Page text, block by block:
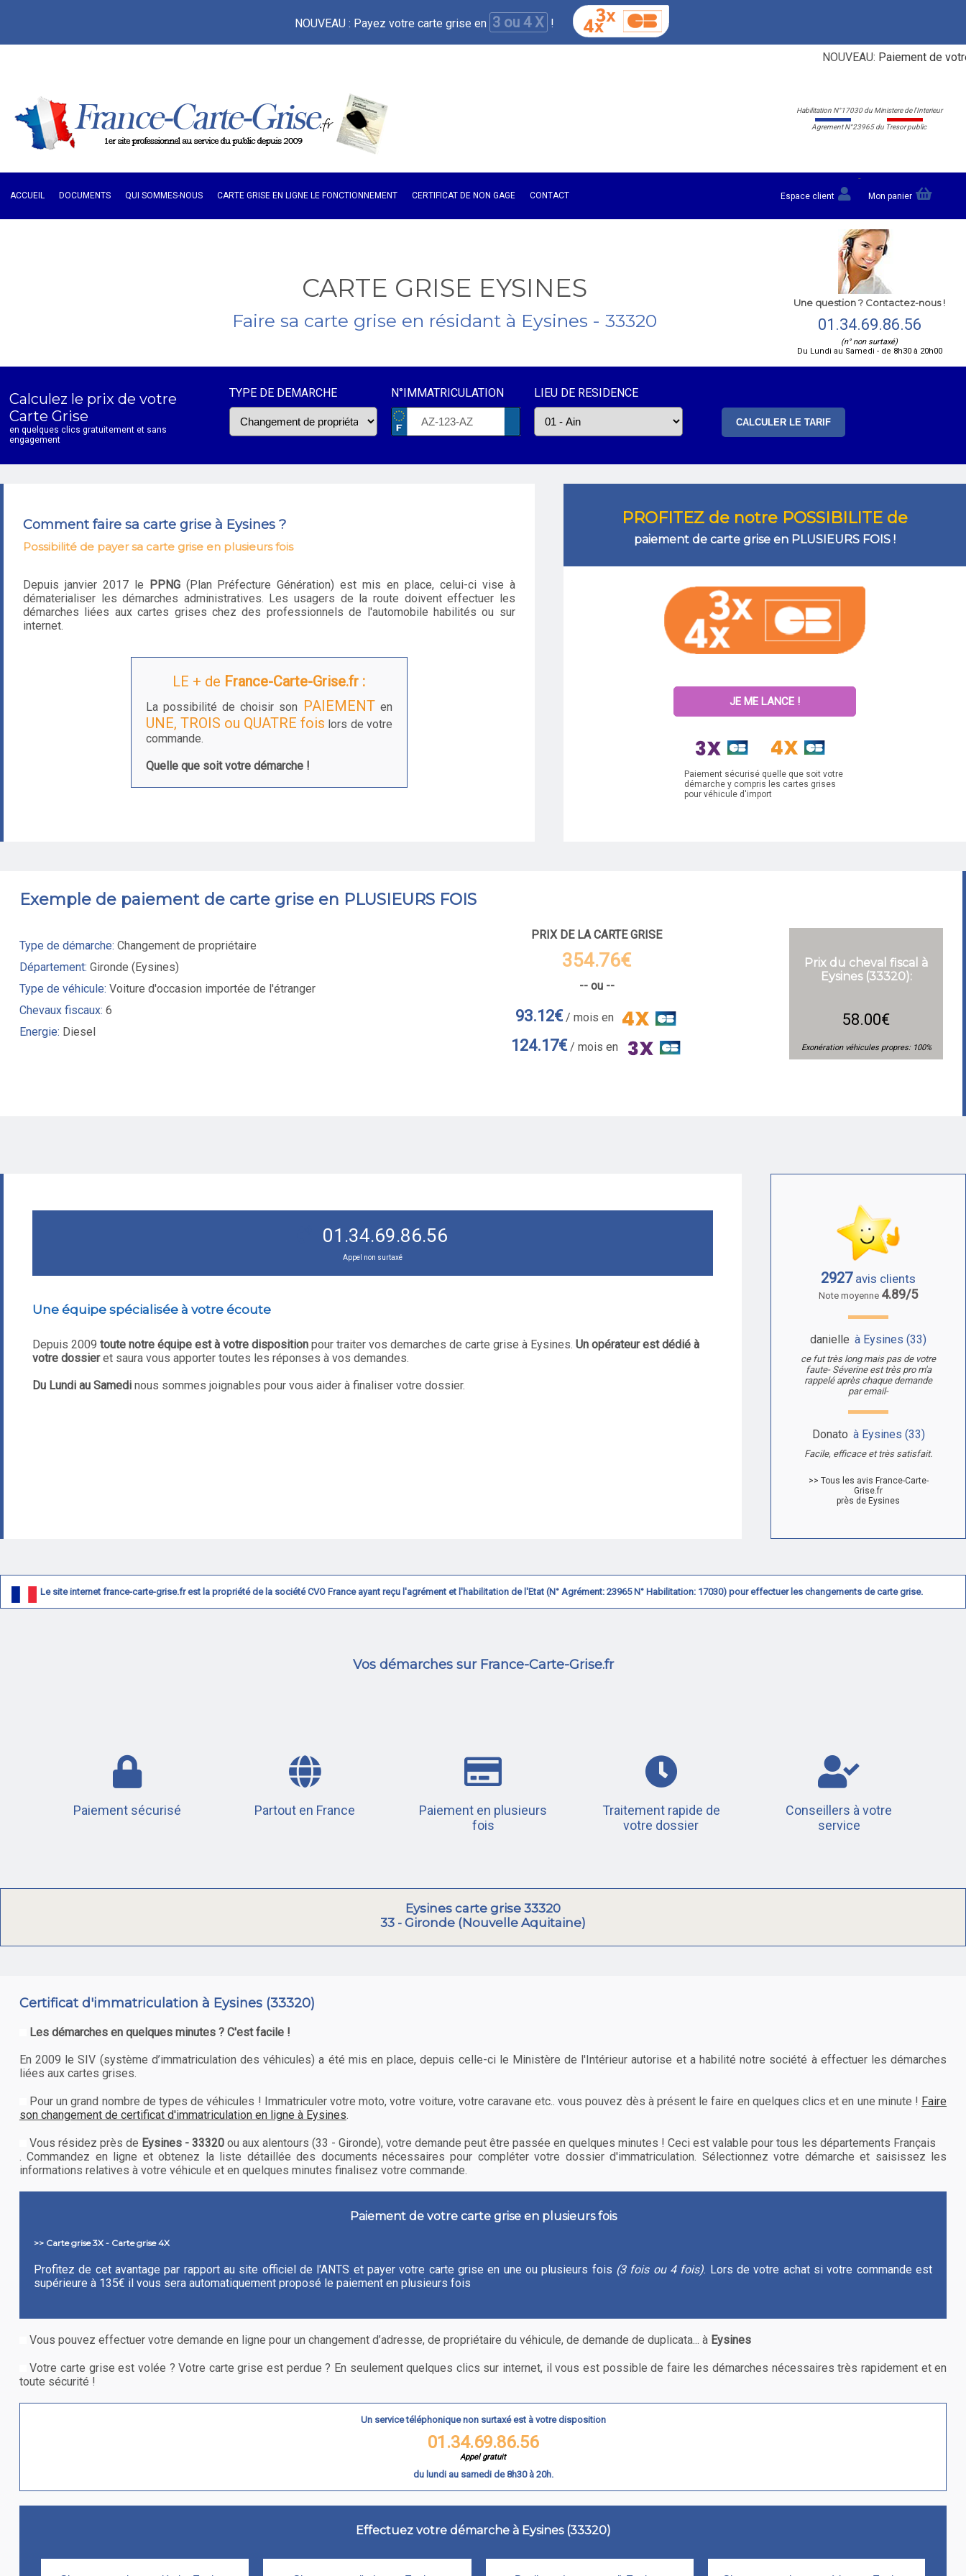
NOUVEAU : Payez votre carte grise en 3 ou 4 X !
NOUVEAU:Paiement de votre
Habilitation N°17030 du Ministere de l'Interieur
Agrement N°23965 du Tresor public
ACCUEIL DOCUMENTS QUI SOMMES-NOUS CARTE GRISE EN LIGNE LE FONCTIONNEMENT CERTIFICAT DE NON GAGE CONTACT Espace client
-
Mon panier
CARTE GRISE EYSINES
Faire sa carte grise en résidant à Eysines - 33320
Une question ? Contactez-nous !
01.34.69.86.56
(n° non surtaxé)
Du Lundi au Samedi - de 8h30 à 20h00
Calculez le prix de votre
Carte Grise
en quelques clics gratuitement et sans
engagement
TYPE DE DEMARCHE N°IMMATRICULATION LIEU DE RESIDENCE
Comment faire sa carte grise à Eysines ?
Possibilité de payer sa carte grise en plusieurs fois
Depuis janvier 2017 le PPNG(Plan Préfecture Génération) est mis en place, celui-ci vise à
dématerialiser les démarches administratives. Les usagers de la route doivent effectuer les
démarches liées aux cartes grises chez des professionnels de l'automobile habilités ou sur
internet.
LE + de France-Carte-Grise.fr :
La possibilité de choisir son PAIEMENT en
UNE, TROIS ou QUATRE fois lors de votre
commande.
Quelle que soit votre démarche !
PROFITEZ de notre POSSIBILITE de
paiement de carte grise en PLUSIEURS FOIS !
JE ME LANCE !
Paiement sécurisé quelle que soit votre
démarche y compris les cartes grises
pour véhicule d'import
Exemple de paiement de carte grise en PLUSIEURS FOIS
Type de démarche: Changement de propriétaire
Département: Gironde (Eysines)
Type de véhicule: Voiture d'occasion importée de l'étranger
Chevaux fiscaux: 6
Energie: Diesel
PRIX DE LA CARTE GRISE
354.76€
-- ou --
93.12€/ mois en
124.17€/ mois en
Prix du cheval fiscal à
Eysines (33320):
58.00€
Exonération véhicules propres: 100%
01.34.69.86.56
Appel non surtaxé
Une équipe spécialisée à votre écoute
Depuis 2009toute notre équipe est à votre disposition pour traiter vos demarches de carte grise à Eysines.Un opérateur est dédié à
votre dossieret saura vous apporter toutes les réponses à vos demandes.
Du Lundi au Samedi nous sommes joignables pour vous aider à finaliser votre dossier.
2927avis clients
Note moyenne 4.89/5
danielle à Eysines (33)
ce fut très long mais pas de votre
faute- Séverine est très pro m'a
rappelé après chaque demande
par email-
Donato à Eysines (33)
Facile, efficace et très satisfait.
>> Tous les avis France-Carte-
Grise.fr
près de Eysines
Le site internet france-carte-grise.fr est la propriété de la société CVO France ayant reçu l'agrément et l'habilitation de l'Etat (N° Agrément: 23965 N° Habilitation: 17030) pour effectuer les changements de carte grise.
Vos démarches sur France-Carte-Grise.fr
Paiement sécurisé Partout en France
Paiement en plusieurs
fois
Traitement rapide de
votre dossier
Conseillers à votre
service
Eysines carte grise 33320
33 - Gironde (Nouvelle Aquitaine)
Certificat d'immatriculation à Eysines (33320)
Les démarches en quelques minutes ? C'est facile !
En 2009 le SIV (système d’immatriculation des véhicules) a été mis en place, depuis celle-ci le Ministère de l'Intérieur autorise et a habilité notre société à effectuer les démarches
liées aux cartes grises.
Pour un grand nombre de types de véhicules ! Immatriculer votre moto, votre voiture, votre caravane etc.. vous pouvez dès à présent le faire en quelques clics et en une minute ! Faire
son changement de certificat d'immatriculation en ligne à Eysines.
Vous résidez près de Eysines - 33320ou aux alentours (33 - Gironde), votre demande peut être passée en quelques minutes ! Ceci est valable pour tous les départements Français
. Commandez en ligne et obtenez la liste détaillée des documents nécessaires pour compléter votre dossier d'immatriculation. Sélectionnez votre démarche et saisissez les
informations relatives à votre véhicule et en quelques minutes finalisez votre commande.
Paiement de votre carte grise en plusieurs fois
>> Carte grise 3X - Carte grise 4X
Profitez de cet avantage par rapport au site officiel de l'ANTS et payer votre carte grise en une ou plusieurs fois (3 fois ou 4 fois). Lors de votre achat si votre commande est
supérieure à 135€ il vous sera automatiquement proposé le paiement en plusieurs fois
Vous pouvez effectuer votre demande en ligne pour un changement d’adresse, de propriétaire du véhicule, de demande de duplicata... à Eysines
Votre carte grise est volée ? Votre carte grise est perdue ? En seulement quelques clics sur internet, il vous est possible de faire les démarches nécessaires très rapidement et en
toute sécurité !
Un service téléphonique non surtaxé est à votre disposition
01.34.69.86.56
Appel gratuit
du lundi au samedi de 8h30 à 20h.
Effectuez votre démarche à Eysines (33320)